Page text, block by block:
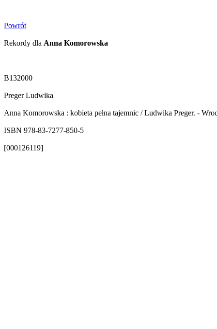
Powrót
Rekordy dla Anna Komorowska
B132000
Preger Ludwika
Anna Komorowska : kobieta pełna tajemnic / Ludwika Preger. -
ISBN 978-83-7277-850-5
[000126119]